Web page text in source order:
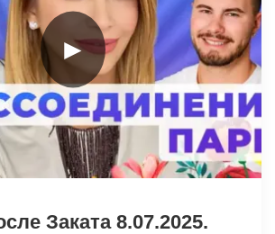
►
Заката 8.07.2025.